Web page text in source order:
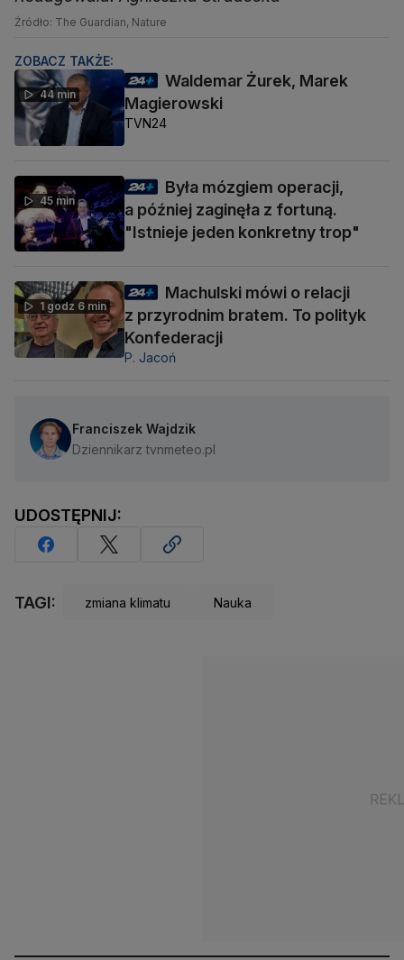
Źródło: The Guardian, Nature
ZOBACZ TAKŻE:
44 min
Waldemar Żurek, Marek
Magierowski
TVN24
45 min
Była mózgiem operacji,
a później zaginęła z fortuną.
"Istnieje jeden konkretny trop"
1 godz 6 min
Machulski mówi o relacji
z przyrodnim bratem. To polityk
Konfederacji
P. Jacoń
Franciszek Wajdzik
Dziennikarz tvnmeteo.pl
UDOSTĘPNIJ:
TAGI: zmiana klimatu Nauka